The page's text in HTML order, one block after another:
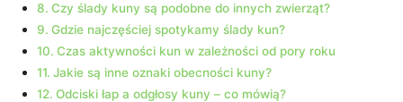
Czy ślady kuny są podobne do innych zwierząt?
Gdzie najczęściej spotykamy ślady kun?
Czas aktywności kun w zależności od pory roku
Jakie są inne oznaki obecności kuny?
Odciski łap a odgłosy kuny – co mówią?